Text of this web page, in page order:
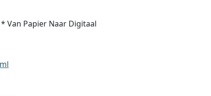
Van Papier Naar Digitaal